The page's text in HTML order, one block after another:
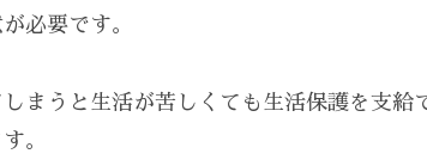
必要です。
まうと生活が苦しくても生活保護を支給
。